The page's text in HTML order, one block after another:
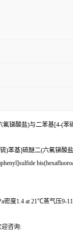
锑酸盐)与二苯基[4-(苯
)苯基]硫醚二(六氟锑酸
密度1.4 at 21℃蒸气压9-
迎咨询: